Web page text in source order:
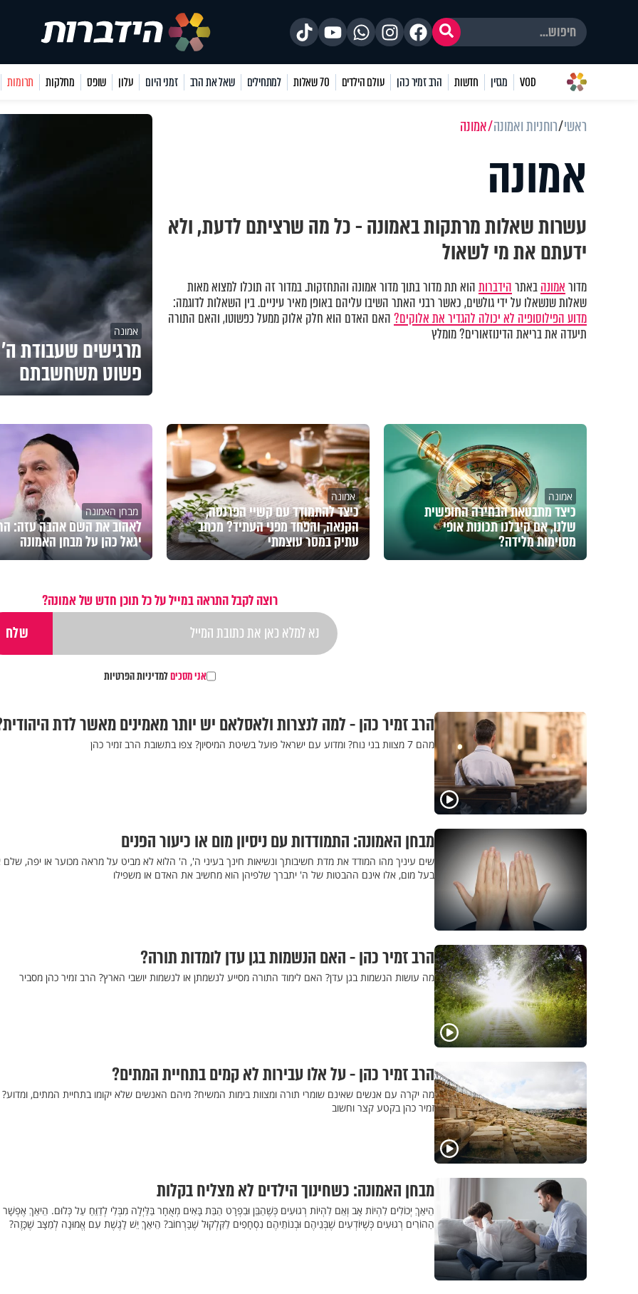
VOD מגזין חדשות הרב זמיר כהן עולם הילדים 70 שאלות למתחילים שאל את הרב זמני היום עלון שופס מחלקות תרומות
ראשי רוחניות ואמונה אמונה
אמונה
עשרות שאלות מרתקות באמונה - כל מה שרציתם לדעת, ולא
ידעתם את מי לשאול
מדוראמונהבאתרהידברותהוא תת מדור בתוך מדור אמונה והתחזקות. במדור זה תוכלו למצוא מאות
שאלות שנשאלו על ידי גולשים, כאשר רבני האתר השיבו עליהם באופן מאיר עיניים. בין השאלות לדוגמה:
מדוע הפילוסופיה לא יכולה להגדיר את אלוקים?האם האדם הוא חלק אלוק ממעל כפשוטו, והאם התורה
תיעדה את בריאת הדינוזאורים? מומלץ
אמונה
מרגישים שעבודת
פשוט משחשבתם
אמונה
כיצד מתבטאת הבחירה החופשית
שלנו, אם קיבלנו תכונות אופי
מסוימות מלידה?
אמונה
כיצד להתמודד עם קשיי הפרנסה,
הקנאה, והפחד מפני העתיד? מכתב
עתיק במסר עוצמתי
מבחן האמונה
לאהוב את השם אהבה עזה:
יגאל כהן על מבחן האמונה
רוצה לקבל התראה במייל על כל תוכן חדש של אמונה?
אני מסכיםלמדיניות הפרטיות
הרב זמיר כהן - למה לנצרות ולאסלאם יש יותר מאמינים מאשר לדת
מהם 7 מצוות בני נוח? ומדוע עם ישראל פועל בשיטת המיסיון? צפו בתשובת הרב זמיר כהן
מבחן האמונה: התמודדות עם ניסיון מום או כיעור הפנים
שים עיניך מהו המודד את מדת חשיבותך ונשיאות חינך בעיני ה', ה' הלוא לא מביט על מראה מכוער או יפה, שלם
בעל מום, אלו אינם ההבטות של ה' יתברך שלפיהן הוא מחשיב את האדם או משפילו
הרב זמיר כהן - האם הנשמות בגן עדן לומדות תורה?
מה עושות הנשמות בגן עדן? האם לימוד התורה מסייע לנשמתן או לנשמות יושבי הארץ? הרב זמיר כהן מסביר
הרב זמיר כהן - על אלו עבירות לא קמים בתחיית המתים?
מה יקרה עם אנשים שאינם שומרי תורה ומצוות בימות המשיח? מיהם האנשים שלא יקומו בתחיית המתים,
זמיר כהן בקטע קצר וחשוב
מבחן האמונה: כשחינוך הילדים לא מצליח בקלות
הֵיאַךְ יְכוֹלִים לִהְיוֹת אָב וְאֵם לִהְיוֹת רְגוּעִים כְּשֶׁהַבֵּן וּבִפְרָט הַבַּת בָּאִים מְאֻחָר בַּלַּיְלָה מִבְּלִי לְדַוֵּחַ עַל כְּלוּם. הֵיאַךְ אֶפְשָׁר
הַהוֹרִים רְגוּעִים כְּשֶׁיּוֹדְעִים שֶׁבְּנֵיהֶם וּבְנוֹתֵיהֶם נִסְחָפִים לַקִּלְקוּל שֶׁבָּרְחוֹב? הֵיאַךְ יֵשׁ לָגֶשֶׁת עִם אֱמוּנָה לְמַצָּב שֶׁכָּזֶה?